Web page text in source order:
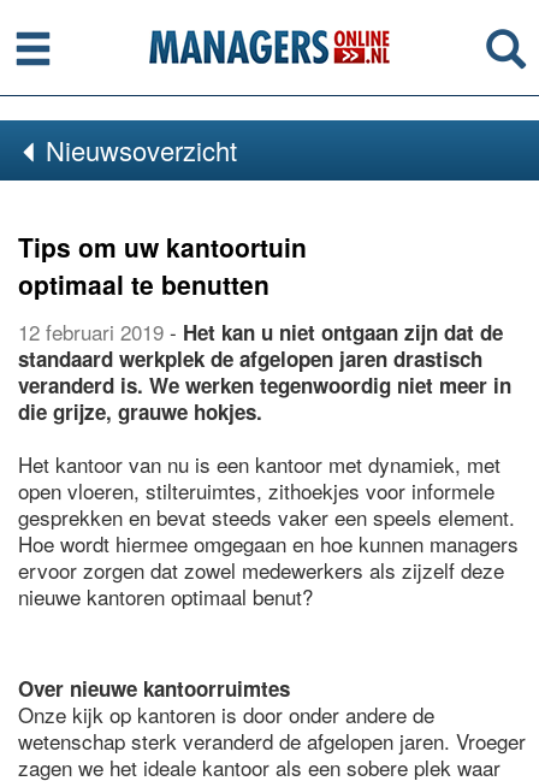
Menu
Nieuwsoverzicht
Tips om uw kantoortuin
optimaal te benutten
12 februari 2019 - Het kan u niet ontgaan zijn dat de
standaard werkplek de afgelopen jaren drastisch
veranderd is. We werken tegenwoordig niet meer in
die grijze, grauwe hokjes.
Het kantoor van nu is een kantoor met dynamiek, met
open vloeren, stilteruimtes, zithoekjes voor informele
gesprekken en bevat steeds vaker een speels element.
Hoe wordt hiermee omgegaan en hoe kunnen managers
ervoor zorgen dat zowel medewerkers als zijzelf deze
nieuwe kantoren optimaal benut?
Over nieuwe kantoorruimtes
Onze kijk op kantoren is door onder andere de
wetenschap sterk veranderd de afgelopen jaren. Vroeger
zagen we het ideale kantoor als een sobere plek waar